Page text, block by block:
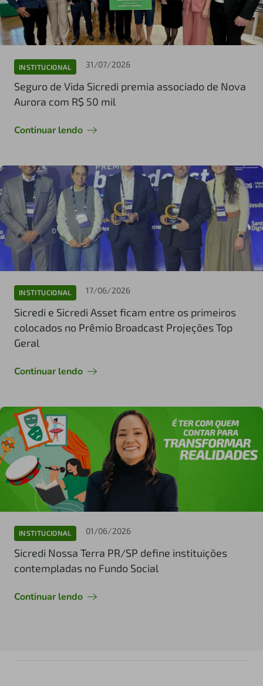
INSTITUCIONAL 31/07/2026
Seguro de Vida Sicredi premia associado de Nova
Aurora com R$ 50 mil
Continuar lendo
INSTITUCIONAL 17/06/2026
Sicredi e Sicredi Asset ficam entre os primeiros
colocados no Prêmio Broadcast Projeções Top
Geral
Continuar lendo
INSTITUCIONAL 01/06/2026
Sicredi Nossa Terra PR/SP define instituições
contempladas no Fundo Social
Continuar lendo